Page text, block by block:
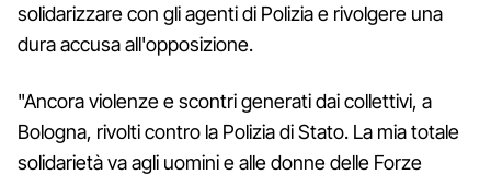
solidarizzare con gli agenti di Polizia e rivolgere una
dura accusa all'opposizione.
"Ancora violenze e scontri generati dai collettivi, a
Bologna, rivolti contro la Polizia di Stato. La mia totale
solidarietà va agli uomini e alle donne delle Forze